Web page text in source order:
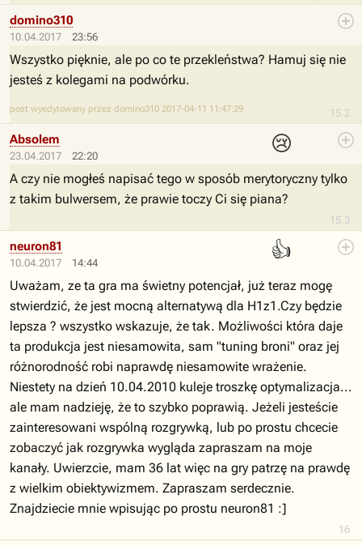
10.04.2017 23:56
15.2
domino310
Wszystko pięknie, ale po co te przekleństwa? Hamuj się nie
jesteś z kolegami na podwórku.
post wyedytowany przez domino310 2017-04-11 11:47:29
23.04.2017 22:20
😢
15.3
Absolem
A czy nie mogłeś napisać tego w sposób merytoryczny tylko
z takim bulwersem, że prawie toczy Ci się piana?
10.04.2017 14:44
👍
16
neuron81
Uważam, ze ta gra ma świetny potencjał, już teraz mogę
stwierdzić, że jest mocną alternatywą dla H1z1.Czy będzie
lepsza ? wszystko wskazuje, że tak. Możliwości która daje
ta produkcja jest niesamowita, sam "tuning broni" oraz jej
różnorodność robi naprawdę niesamowite wrażenie.
Niestety na dzień 10.04.2010 kuleje troszkę optymalizacja...
ale mam nadzieję, że to szybko poprawią. Jeżeli jesteście
zainteresowani wspólną rozgrywką, lub po prostu chcecie
zobaczyć jak rozgrywka wygląda zapraszam na moje
kanały. Uwierzcie, mam 36 lat więc na gry patrzę na prawdę
z wielkim obiektywizmem. Zapraszam serdecznie.
Znajdziecie mnie wpisując po prostu neuron81 :]